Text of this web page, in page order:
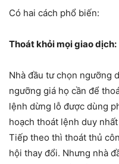
Có hai cách phổ biến:
Thoát khỏi mọi giao dịch:
Nhà đầu tư chọn ngưỡng
ngưỡng giá họ cần để
lệnh dừng lỗ được dùng
hoạch thoát lệnh duy
Tiếp theo thì thoát thủ
hội thay đổi. Nhưng nhà